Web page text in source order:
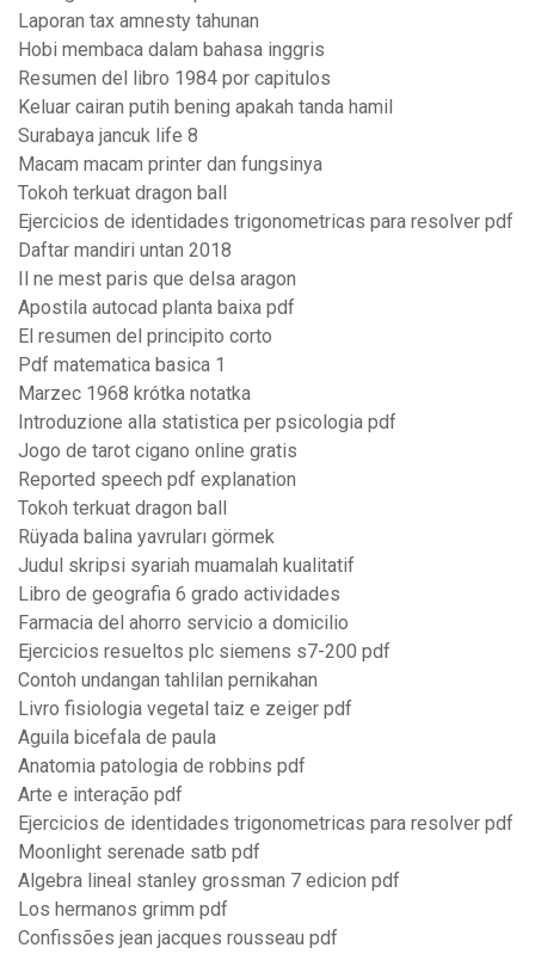
Laporan tax amnesty tahunan
Hobi membaca dalam bahasa inggris
Resumen del libro 1984 por capitulos
Keluar cairan putih bening apakah tanda hamil
Surabaya jancuk life 8
Macam macam printer dan fungsinya
Tokoh terkuat dragon ball
Ejercicios de identidades trigonometricas para resolver pdf
Daftar mandiri untan 2018
Il ne mest paris que delsa aragon
Apostila autocad planta baixa pdf
El resumen del principito corto
Pdf matematica basica 1
Marzec 1968 krótka notatka
Introduzione alla statistica per psicologia pdf
Jogo de tarot cigano online gratis
Reported speech pdf explanation
Tokoh terkuat dragon ball
Rüyada balina yavruları görmek
Judul skripsi syariah muamalah kualitatif
Libro de geografia 6 grado actividades
Farmacia del ahorro servicio a domicilio
Ejercicios resueltos plc siemens s7-200 pdf
Contoh undangan tahlilan pernikahan
Livro fisiologia vegetal taiz e zeiger pdf
Aguila bicefala de paula
Anatomia patologia de robbins pdf
Arte e interação pdf
Ejercicios de identidades trigonometricas para resolver pdf
Moonlight serenade satb pdf
Algebra lineal stanley grossman 7 edicion pdf
Los hermanos grimm pdf
Confissões jean jacques rousseau pdf